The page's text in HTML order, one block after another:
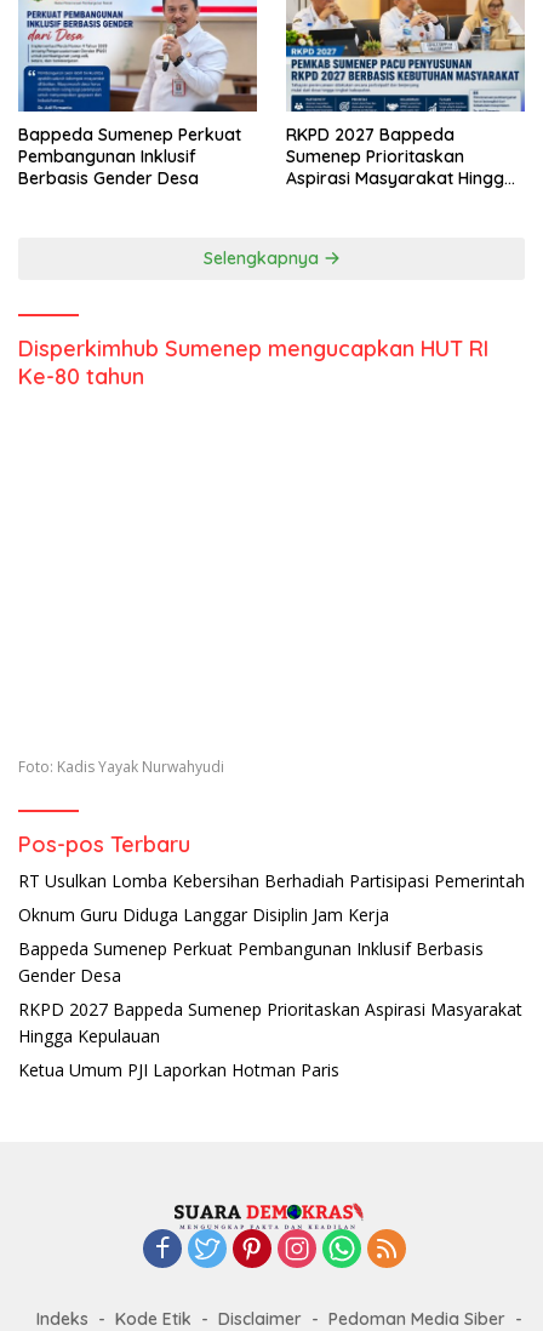
Bappeda Sumenep Perkuat
Pembangunan Inklusif
Berbasis Gender Desa
RKPD 2027 Bappeda
Sumenep Prioritaskan
Aspirasi Masyarakat Hingga
Selengkapnya
Disperkimhub Sumenep mengucapkan HUT RI
Ke-80 tahun
Foto: Kadis Yayak Nurwahyudi
Pos-pos Terbaru
RT Usulkan Lomba Kebersihan Berhadiah Partisipasi Pemerintah
Oknum Guru Diduga Langgar Disiplin Jam Kerja
Bappeda Sumenep Perkuat Pembangunan Inklusif Berbasis
Gender Desa
RKPD 2027 Bappeda Sumenep Prioritaskan Aspirasi Masyarakat
Hingga Kepulauan
Ketua Umum PJI Laporkan Hotman Paris
Indeks Kode Etik Disclaimer Pedoman Media Siber